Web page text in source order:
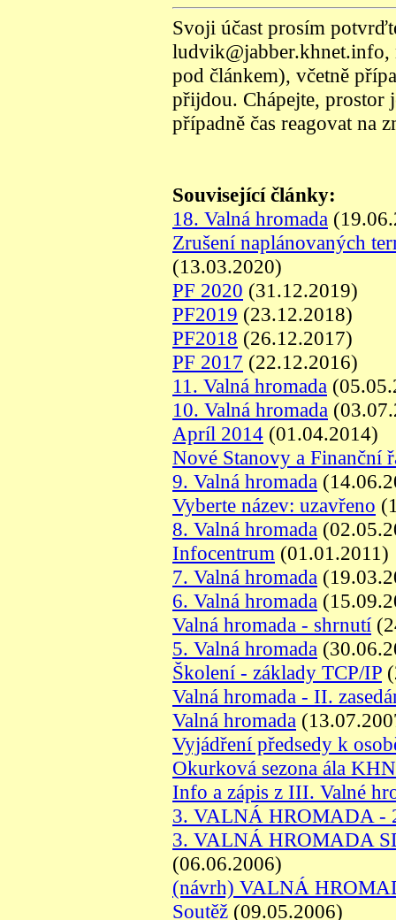
Svoji účast prosím
ludvik@jabber.khnet.info,
pod článkem), včetně
přijdou. Chápejte, prostor
případně čas reagovat na
Související články:
18. Valná hromada
Zrušení naplánovaných
(13.03.2020)
PF 2020 (31.12.2019)
PF2019 (23.12.2018)
PF2018 (26.12.2017)
PF 2017 (22.12.2016)
11. Valná hromada
10. Valná hromada
Apríl 2014 (01.04.2014)
Nové Stanovy a Finanční
9. Valná hromada
Vyberte název: uzavřeno
8. Valná hromada
Infocentrum (01.01.2011)
7. Valná hromada
6. Valná hromada
Valná hromada - shrnutí
5. Valná hromada
Školení - základy TCP/IP
Valná hromada - II.
Valná hromada
Vyjádření předsedy k
Okurková sezona ála
Info a zápis z III. Valné
3. VALNÁ HROMADA -
3. VALNÁ HROMADA
(06.06.2006)
(návrh) VALNÁ
Soutěž (09.05.2006)